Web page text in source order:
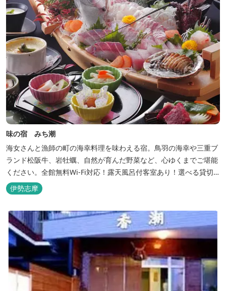
味の宿 みち潮
海女さんと漁師の町の海幸料理を味わえる宿。鳥羽の海幸や三重ブ
ランド松阪牛、岩牡蠣、自然が育んだ野菜など、心ゆくまでご堪能
ください。全館無料Wi-Fi対応！露天風呂付客室あり！選べる貸切
風呂も人気♪相差町内にはパワースポット石神さん（神明神社）あ
り！伊勢神宮・おかげ横丁まで最短40分！鳥羽十景にも選ばれた千
鳥ヶ浜は当館の目の前！宿を一歩出れば、満天の星空！周りに何も
ない場所だからこそ、星空がき...
伊勢志摩